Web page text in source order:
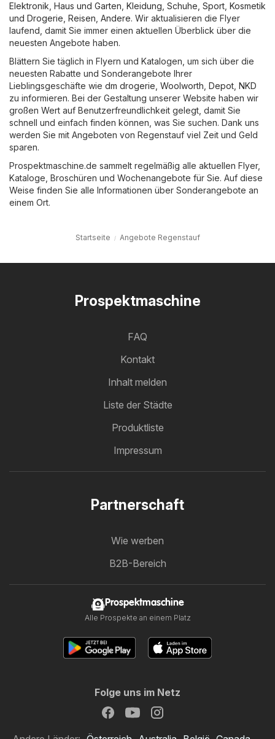
Elektronik Haus und Garten Kleidung, Schuhe, Sport Kosmetik
und Drogerie Reisen Andere. Wir aktualisieren die Flyer
laufend, damit Sie immer einen aktuellen Überblick über die
neuesten Angebote haben.
Blättern Sie täglich in Flyern und Katalogen, um sich über die
neuesten Rabatte und Sonderangebote Ihrer
Lieblingsgeschäfte wie dm drogerie Woolworth Depot NKD
zu informieren. Bei der Gestaltung unserer Website haben wir
großen Wert auf Benutzerfreundlichkeit gelegt, damit Sie
schnell und einfach finden können, was Sie suchen. Dank uns
werden Sie mit Angeboten von Regenstauf viel Zeit und Geld
sparen.
Prospektmaschine.de sammelt regelmäßig alle aktuellen Flyer,
Kataloge, Broschüren und Wochenangebote für Sie. Auf diese
Weise finden Sie alle Informationen über Sonderangebote an
einem Ort.
Startseite Angebote Regenstauf
Prospektmaschine
FAQ
Kontakt
Inhalt melden
Liste der Städte
Produktliste
Impressum
Partnerschaft
Wie werben
B2B-Bereich
Prospektmaschine
Alle Prospekte an einem Platz
Folge uns im Netz